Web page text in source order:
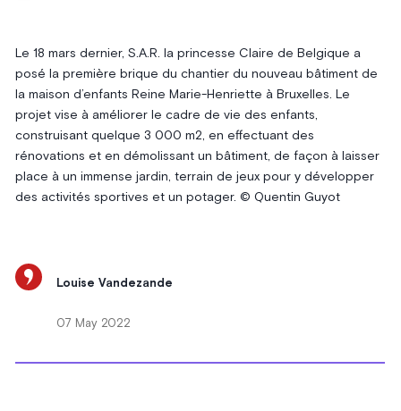
Le 18 mars dernier, S.A.R. la princesse Claire de Belgique a
posé la première brique du chantier du nouveau bâtiment de
la maison d’enfants Reine Marie-Henriette à Bruxelles. Le
projet vise à améliorer le cadre de vie des enfants,
construisant quelque 3 000 m2, en effectuant des
rénovations et en démolissant un bâtiment, de façon à laisser
place à un immense jardin, terrain de jeux pour y développer
des activités sportives et un potager. © Quentin Guyot
Louise Vandezande
07 May 2022